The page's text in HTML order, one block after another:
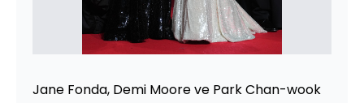
Jane Fonda, Demi Moore ve Park Chan-wook